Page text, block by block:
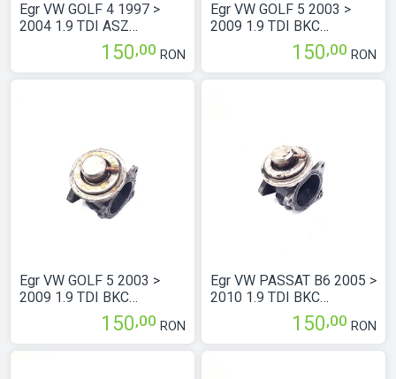
Egr VW GOLF 4 1997 >
2004 1.9 TDI ASZ
Motorina 038131501A
150,00 RON
Egr VW GOLF 5 2003 >
2009 1.9 TDI BKC
Motorina 038131501AF
150,00 RON
Egr VW GOLF 5 2003 >
2009 1.9 TDI BKC
Motorina 038131501A
150,00 RON
Egr VW PASSAT B6 2005 >
2010 1.9 TDI BKC
Motorina 038131501AF
150,00 RON